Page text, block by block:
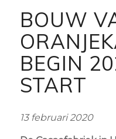
BOUW
BEGIN
START
13 februari 2020